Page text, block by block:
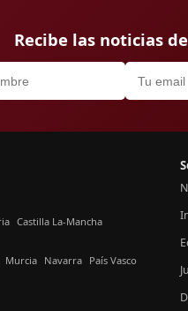
Recibe las noticias
Castilla La-Mancha
Murcia Navarra País Vasco